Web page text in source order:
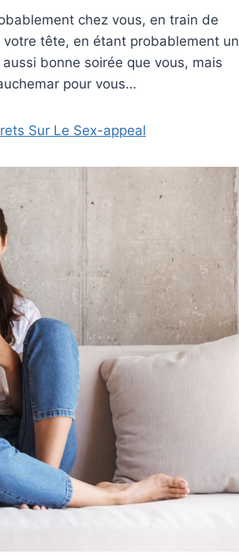
chez vous, en train de
tête, en étant probablement un
bonne soirée que vous, mais
pour vous…
Sur Le Sex-appeal